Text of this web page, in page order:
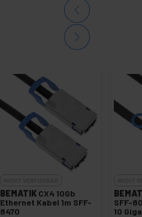
BEMATIK CX4 10Gb
Ethernet Kabel 1m SFF-
8470
SFF-
10